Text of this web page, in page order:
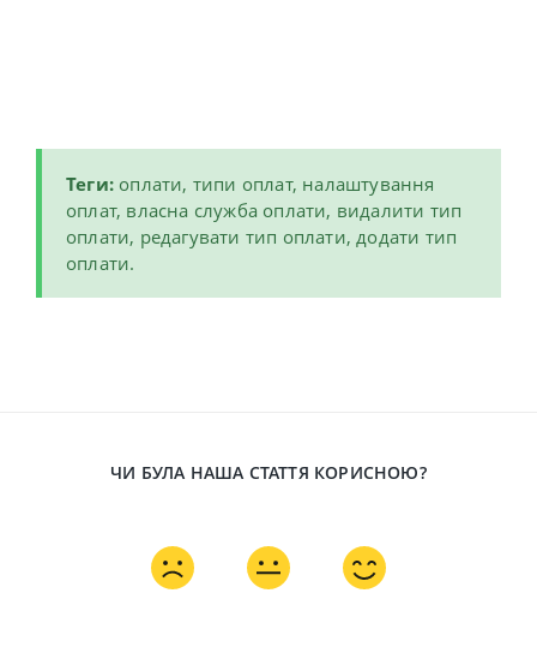
Теги: оплати, типи оплат, налаштування
оплат, власна служба оплати, видалити тип
оплати, редагувати тип оплати, додати тип
оплати.
ЧИ БУЛА НАША СТАТТЯ КОРИСНОЮ?